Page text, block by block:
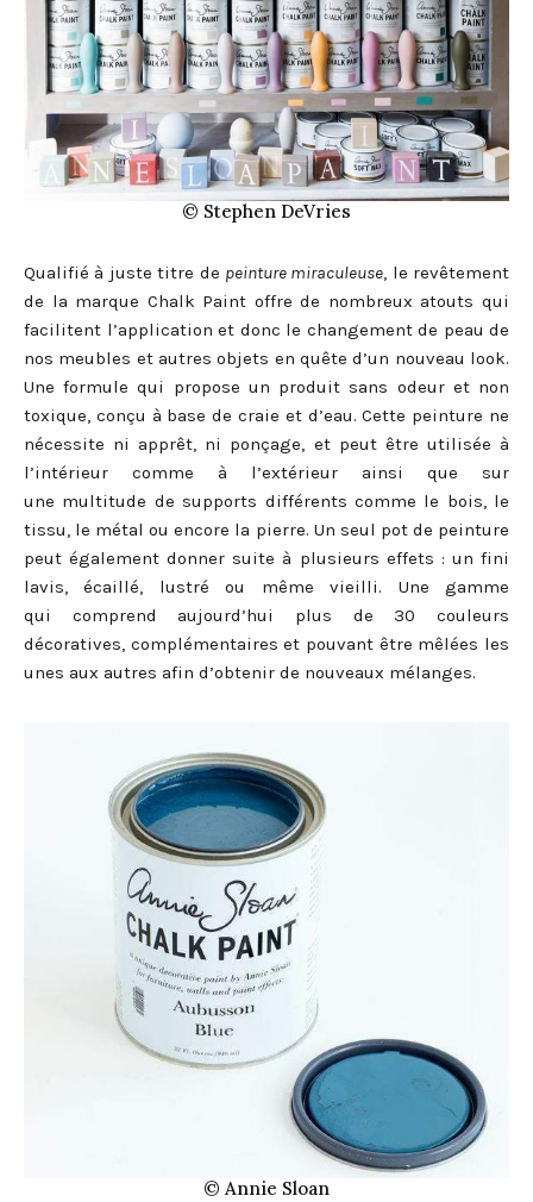
© Stephen DeVries
Qualifié à juste titre de peinture miraculeuse, le revêtement
de la marque Chalk Paint offre de nombreux atouts qui
facilitent l’application et donc le changement de peau de
nos meubles et autres objets en quête d’un nouveau look.
Une formule qui propose un produit sans odeur et non
toxique, conçu à base de craie et d’eau. Cette peinture ne
nécessite ni apprêt, ni ponçage, et peut être utilisée à
l’intérieur comme à l’extérieur ainsi que sur
une multitude de supports différents comme le bois, le
tissu, le métal ou encore la pierre. Un seul pot de peinture
peut également donner suite à plusieurs effets : un fini
lavis, écaillé, lustré ou même vieilli. Une gamme
qui comprend aujourd’hui plus de 30 couleurs
décoratives, complémentaires et pouvant être mêlées les
unes aux autres afin d’obtenir de nouveaux mélanges.
© Annie Sloan